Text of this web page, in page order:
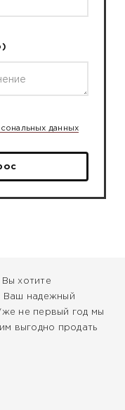
данных
хотите
Ваш надежный
не первый год мы
выгодно продать